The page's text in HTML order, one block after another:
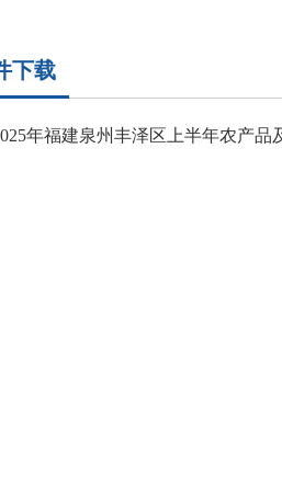
下载
年福建泉州丰泽区上半年农产品